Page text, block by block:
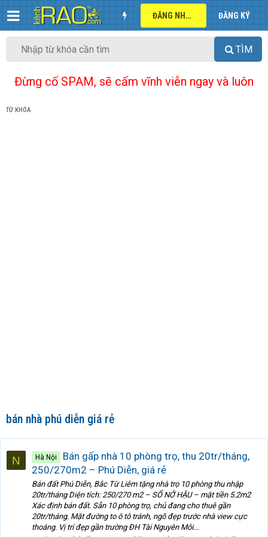
ĐĂNG NHẬP ĐĂNG KÝ
TÌM
Đừng cố SPAM, sẽ cấm vĩnh viễn ngay và luôn
TỪ KHÓA
bán nhà phú diễn giá rẻ
N Hà Nội
Bán gấp nhà 10 phòng trọ, thu 20tr/tháng,
250/270m2 – Phú Diễn, giá rẻ
Bán đất Phú Diễn, Bắc Từ Liêm tặng nhà trọ 10 phòng thu nhập
20tr/tháng Diện tích: 250/270 m2 – SỔ NỞ HẬU – mặt tiền 5.2m2
Xác định bán đất. Sẵn 10 phòng trọ, chủ đang cho thuê gần
20tr/tháng. Mặt đường to ô tô tránh, ngõ đẹp trước nhà view cực
thoáng. Vị trí đẹp gần trường ĐH Tài Nguyên Môi...